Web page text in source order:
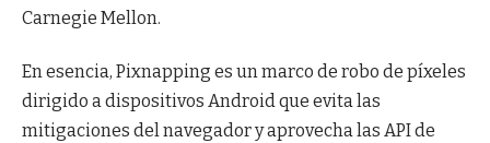
Carnegie Mellon.
En esencia, Pixnapping es un marco de robo de píxeles
dirigido a dispositivos Android que evita las
mitigaciones del navegador y aprovecha las API de